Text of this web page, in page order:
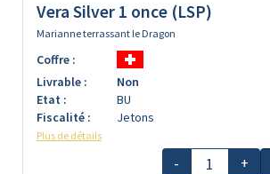
Vera Silver 1 once (LSP)
Marianne terrassant le Dragon
Coffre :
Livrable :
Non
Etat :
BU
Fiscalité :
Jetons
Plus de détails
- +